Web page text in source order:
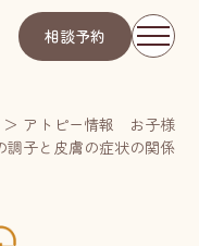
相談予約
＞ アトピー情報 お子様
調子と皮膚の症状の関係